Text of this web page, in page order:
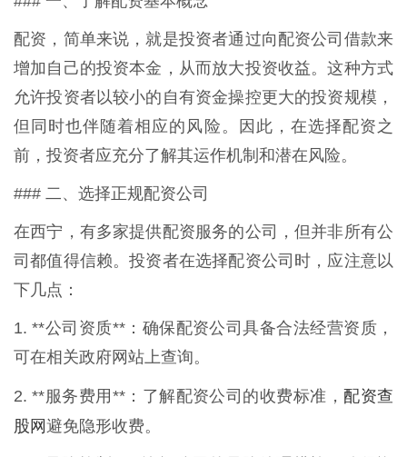
配资，简单来说，就是投资者通过向配资公司借款来
增加自己的投资本金，从而放大投资收益。这种方式
允许投资者以较小的自有资金操控更大的投资规模，
但同时也伴随着相应的风险。因此，在选择配资之
前，投资者应充分了解其运作机制和潜在风险。
### 二、选择正规配资公司
在西宁，有多家提供配资服务的公司，但并非所有公
司都值得信赖。投资者在选择配资公司时，应注意以
下几点：
1. **公司资质**：确保配资公司具备合法经营资质，
可在相关政府网站上查询。
2. **服务费用**：了解配资公司的收费标准， 配资查
股网避免隐形收费。